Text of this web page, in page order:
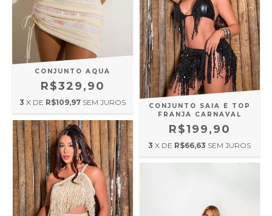
CONJUNTO AQUA
R$329,90
3 X DE R$109,97 SEM JUROS
CONJUNTO SAIA E TOP
FRANJA CARNAVAL
R$199,90
3 X DE R$66,63 SEM JUROS